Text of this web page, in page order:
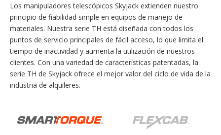
Los manipuladores telescópicos Skyjack extienden nuestro
principio de fiabilidad simple en equipos de manejo de
materiales. Nuestra serie TH está diseñada con todos los
puntos de servicio principales de fácil acceso, lo que limita el
tiempo de inactividad y aumenta la utilización de nuestros
clientes. Con una variedad de características patentadas, la
serie TH de Skyjack ofrece el mejor valor del ciclo de vida de la
industria de alquileres.